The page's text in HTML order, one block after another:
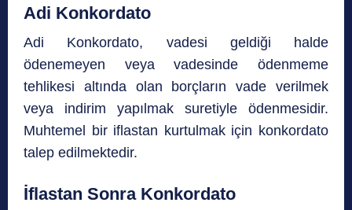
Adi Konkordato
Adi Konkordato, vadesi geldiği halde
ödenemeyen veya vadesinde ödenmeme
tehlikesi altında olan borçların vade verilmek
veya indirim yapılmak suretiyle ödenmesidir.
Muhtemel bir iflastan kurtulmak için konkordato
talep edilmektedir.
İflastan Sonra Konkordato